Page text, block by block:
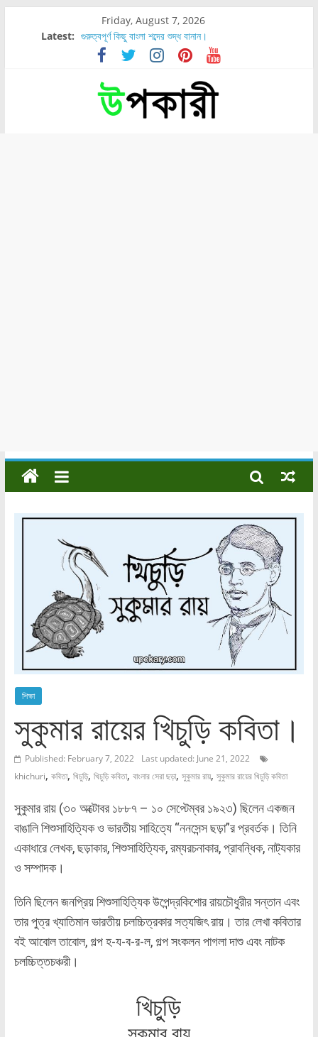
Friday, August 7, 2026
Latest: গুরুত্বপূর্ণ কিছু বাংলা শব্দের শুদ্ধ বানান।
শরীরের কোন অংশে বেডসোর বেশি হয়?
নাসাল টিউব কতদিন রাখা যায়?
রোগীর পিঠ, কোমর এবং পায়ে বেডসোর দেখা গেলে করণীয় কি?
পার্সিমন ফলের স্বাস্থ্য ও পুষ্টি উপকারিতা।
শিক্ষা
সুকুমার রায়ের খিচুড়ি কবিতা।
Published: February 7, 2022
Last updated: June 21, 2022
khichuri, কবিতা, খিচুড়ি, খিচুড়ি কবিতা, বাংলার সেরা ছড়া, সুকুমার রায়, সুকুমার রায়ের খিচুড়ি কবিতা
সুকুমার রায় (৩০ অক্টোবর ১৮৮৭ – ১০ সেপ্টেম্বর ১৯২৩) ছিলেন একজন
বাঙালি শিশুসাহিত্যিক ও ভারতীয় সাহিত্যে “ননসেন্স ছড়া”র প্রবর্তক। তিনি
একাধারে লেখক, ছড়াকার, শিশুসাহিত্যিক, রম্যরচনাকার, প্রাবন্ধিক, নাট্যকার
ও সম্পাদক।
তিনি ছিলেন জনপ্রিয় শিশুসাহিত্যিক উপেন্দ্রকিশোর রায়চৌধুরীর সন্তান এবং
তার পুত্র খ্যাতিমান ভারতীয় চলচ্চিত্রকার সত্যজিৎ রায়। তার লেখা কবিতার
বই আবোল তাবোল, গল্প হ-য-ব-র-ল, গল্প সংকলন পাগলা দাশু এবং নাটক
চলচ্চিত্তচঞ্চরী।
খিচুড়ি